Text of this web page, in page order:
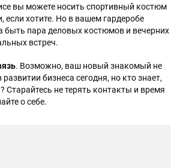
вы можете носить спортивный костюм
если хотите. Но в вашем гардеробе
быть пара деловых костюмов и вечерних
встреч.
. Возможно, ваш новый знакомый не
бизнеса сегодня, но кто знает,
Старайтесь не терять контакты и время
о себе.